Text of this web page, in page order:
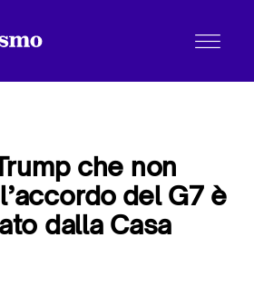
che non
del G7 è
dalla Casa